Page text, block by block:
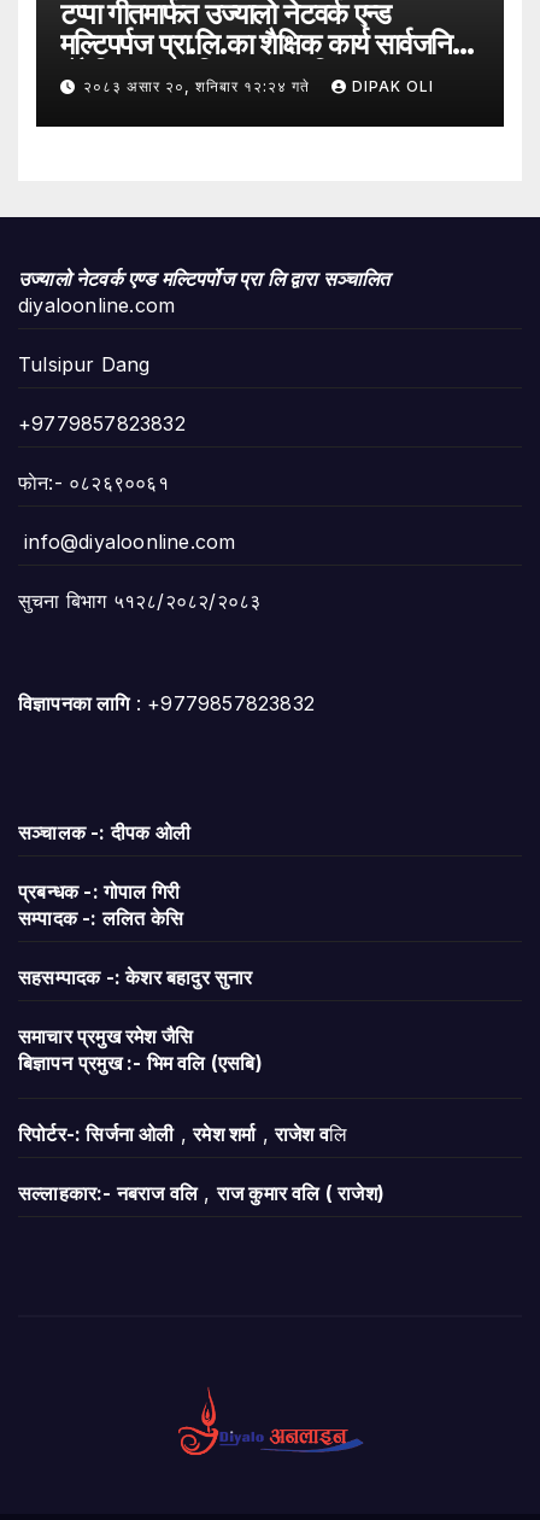
टप्पा गीतमार्फत उज्यालो नेटवर्क एन्ड
मल्टिपर्पज प्रा.लि.का शैक्षिक कार्य सार्वजनिक
हुँदै शिक्षा, सामाजिक उत्तरदायित्व र
सकारात्मक सन्देशलाई
२०८३ असार २०, शनिबार १२:२४ गते DIPAK OLI
उज्यालो नेटवर्क एण्ड मल्टिपर्पोज प्रा लि द्वारा सञ्चालित
diyaloonline.com
Tulsipur Dang
+9779857823832
फाेन:- ०८२६९००६१
info@diyaloonline.com
सुचना बिभाग ५१२८/२०८२/२०८३
विज्ञापनका लागि: +9779857823832
सञ्चालक -: दीपक ओली
प्रबन्धक -: गोपाल गिरी
सम्पादक -: ललित केसि
सहसम्पादक -: केशर बहादुर सुनार
समाचार प्रमुख रमेश जैसि
बिज्ञापन प्रमुख :- भिम वलि (एसबि)
रिपोर्टर-: सिर्जना ओली,रमेश शर्मा,राजेश वलि
सल्लाहकार:- नबराज वलि,राज कुमार वलि ( राजेश)